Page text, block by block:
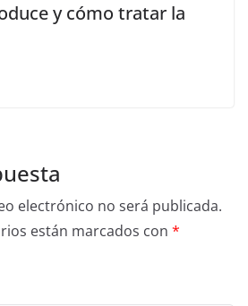
y cómo tratar la
electrónico no será publicada.
están marcados con *